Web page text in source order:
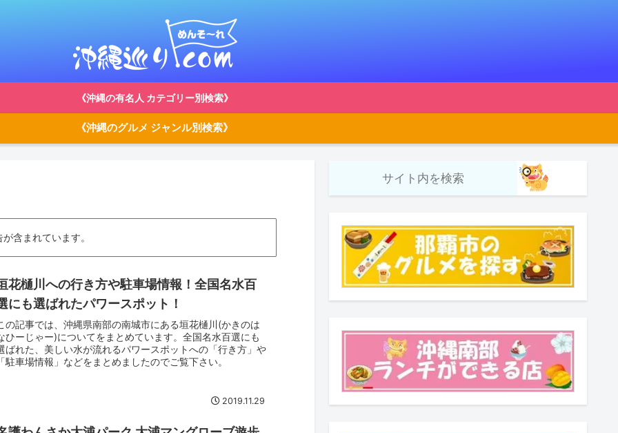
《沖縄の有名人 カテゴリー別検索》
《沖縄のグルメ ジャンル別検索》
含まれています。
花樋川への行き方や駐車場情報！全国名水百
にも選ばれたパワースポット！
の記事では、沖縄県南部の南城市にある垣花樋川(かきのは
ひーじゃー)についてをまとめています。全国名水百選にも
ばれた、美しい水が流れるパワースポットへの「行き方」や
駐車場情報」などをまとめましたのでご覧下さい。
2019.11.29